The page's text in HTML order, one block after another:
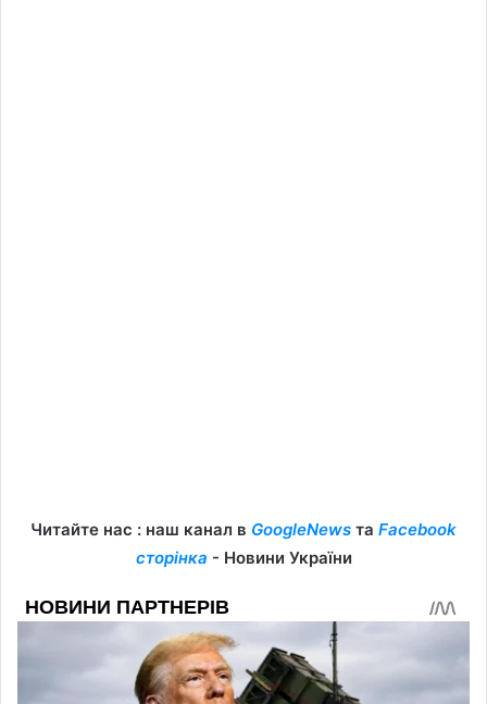
Читайте нас : наш канал в GoogleNews та Facebook
сторінка - Новини України